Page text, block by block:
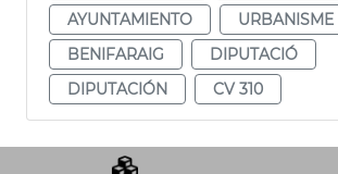
AYUNTAMIENTO
URBANISME
BENIFARAIG
DIPUTACIÓ
DIPUTACIÓN
CV 310